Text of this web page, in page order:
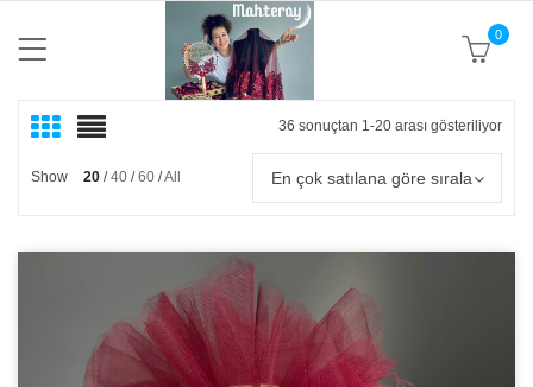
0
36 sonuçtan 1-20 arası gösteriliyor
göre
Show 20 40 60 All En çok satılana göre sırala